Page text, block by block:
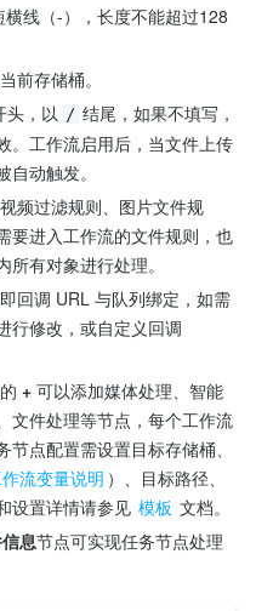
线（-），长度不能超过128
前存储桶。
头，以 / 结尾，如果不填写，
。工作流启用后，当文件上传
动触发。
频过滤规则、图片文件规
要进入工作流的文件规则，也
有对象进行处理。
回调 URL 与队列绑定，如需
行修改，或自定义回调
+ 可以添加媒体处理、智能
文件处理等节点，每个工作流
点配置需设置目标存储桶、
流变量说明 ）、目标路径、
设置详情请参见 模板 文档。
息节点可实现任务节点处理